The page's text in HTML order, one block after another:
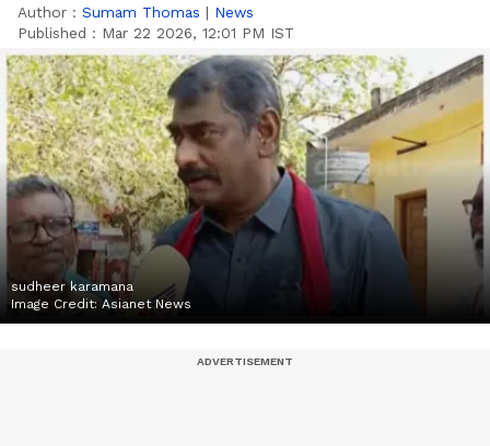
Author : Sumam Thomas | News
Published : Mar 22 2026, 12:01 PM IST
sudheer karamana
Image Credit: Asianet News